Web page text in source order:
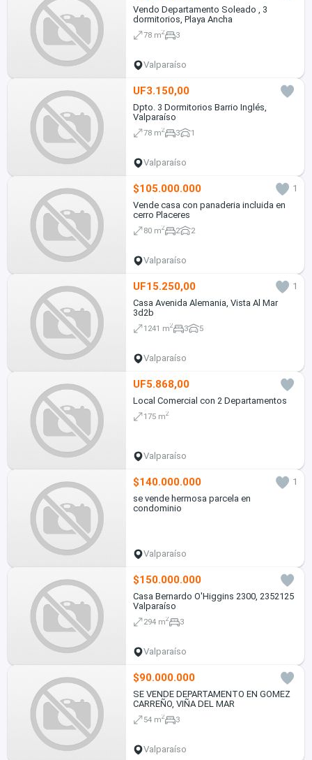
Vendo Departamento Soleado , 3
dormitorios, Playa Ancha
78 m2 3
Valparaíso
UF3.150,00
Dpto. 3 Dormitorios Barrio Inglés,
Valparaíso
78 m2 3 1
Valparaíso
$105.000.000
1
Vende casa con panaderia incluida en
cerro Placeres
80 m2 2 2
Valparaíso
UF15.250,00
1
Casa Avenida Alemania, Vista Al Mar
3d2b
1241 m2 3 5
Valparaíso
UF5.868,00
Local Comercial con 2 Departamentos
175 m2
Valparaíso
$140.000.000
1
se vende hermosa parcela en
condominio
Valparaíso
$150.000.000
Casa Bernardo O'Higgins 2300, 2352125
Valparaíso
294 m2 3
Valparaíso
$90.000.000
SE VENDE DEPARTAMENTO EN GOMEZ
CARREÑO, VIÑA DEL MAR
54 m2 3
Valparaíso